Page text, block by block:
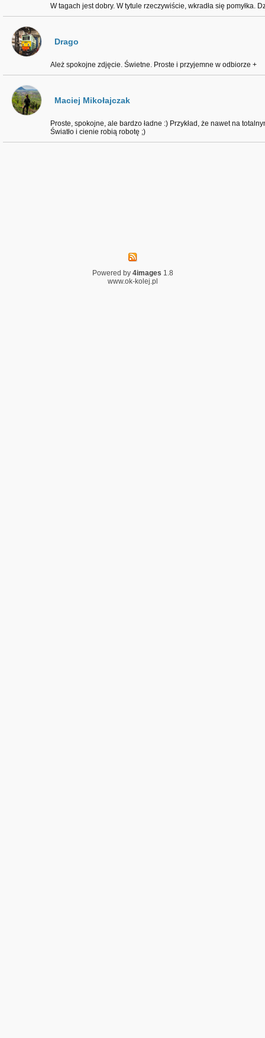
W tagach jest dobry. W tytule rzeczywiście, wkradła się pomyłka.
Drago
Ależ spokojne zdjęcie. Świetne. Proste i przyjemne w odbiorze +
Maciej Mikołajczak
Proste, spokojne, ale bardzo ładne :) Przykład, że nawet na
Światło i cienie robią robotę ;)
Powered by 4images 1.8
www.ok-kolej.pl